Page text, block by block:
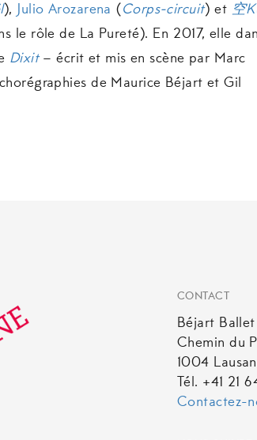
), Julio Arozarena ( Corps-circuit) et 空
le rôle de La Pureté). En 2017, elle
Dixit– écrit et mis en scène par Marc
de Maurice Béjart et Gil
CONTACT
Béjart Ballet
Chemin du
1004
Tél. +41 21
Contactez-